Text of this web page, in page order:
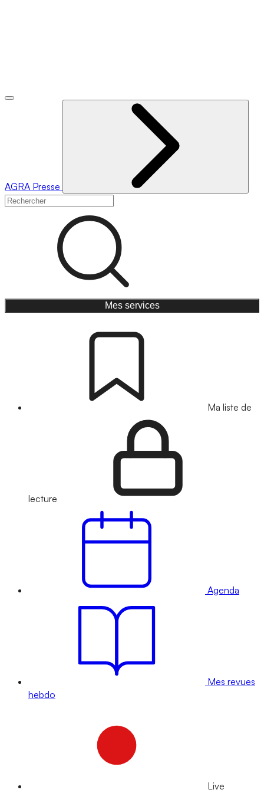
AGRA Presse
Mes services
Ma liste de
lecture
Agenda
Mes revues
hebdo
Live